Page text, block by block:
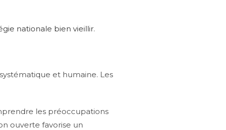
nationale bien vieillir.
et humaine. Les
les préoccupations
ouverte favorise un